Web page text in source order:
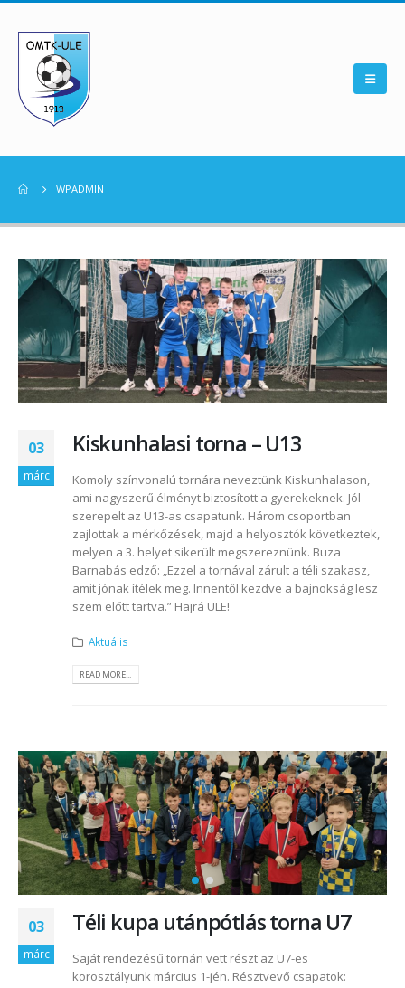
WPADMIN
03
márc
Kiskunhalasi torna – U13
Komoly színvonalú tornára neveztünk Kiskunhalason,
ami nagyszerű élményt biztosított a gyerekeknek. Jól
szerepelt az U13-as csapatunk. Három csoportban
zajlottak a mérkőzések, majd a helyosztók következtek,
melyen a 3. helyet sikerült megszereznünk. Buza
Barnabás edző: „Ezzel a tornával zárult a téli szakasz,
amit jónak ítélek meg. Innentől kezdve a bajnokság lesz
szem előtt tartva.” Hajrá ULE!
Aktuális
READ MORE...
03
márc
Téli kupa utánpótlás torna U7
Saját rendezésű tornán vett részt az U7-es
korosztályunk március 1-jén. Résztvevő csapatok: